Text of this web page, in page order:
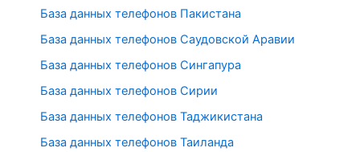
База данных телефонов Пакистана
База данных телефонов Саудовской Аравии
База данных телефонов Сингапура
База данных телефонов Сирии
База данных телефонов Таджикистана
База данных телефонов Таиланда